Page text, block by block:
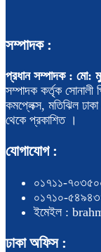
সম্পাদক :
প্রধান সম্পাদক : মো:
সম্পাদক কর্তৃক সোনালী
কমপ্লেক্স, মতিঝিল
থেকে প্রকাশিত ।
যোগাযোগ :
০১৭১১-
০১৭১০-
ইমেইল :
ঢাকা অফিস :